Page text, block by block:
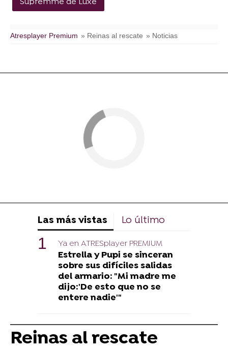
Supremme de Luxe
Atresplayer Premium » Reinas al rescate » Noticias
Las más vistas Lo último
Ya en ATRESplayer PREMIUM
Estrella y Pupi se sinceran
sobre sus difíciles salidas
del armario: "Mi madre me
dijo:'De esto que no se
entere nadie'"
Reinas al rescate